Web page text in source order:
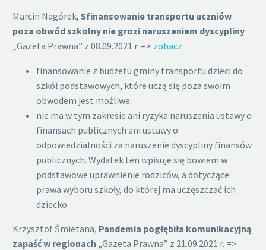
Marcin Nagórek, Sfinansowanie transportu uczniów
poza obwód szkolny nie grozi naruszeniem dyscypliny
„Gazeta Prawna” z 08.09.2021 r. => zobacz
finansowanie z budżetu gminy transportu dzieci do
szkół podstawowych, które uczą się poza swoim
obwodem jest możliwe.
nie ma w tym zakresie ani ryzyka naruszenia ustawy o
finansach publicznych ani ustawy o
odpowiedzialności za naruszenie dyscypliny finansów
publicznych. Wydatek ten wpisuje się bowiem w
podstawowe uprawnienie rodziców, a dotyczące
prawa wyboru szkoły, do której ma uczęszczać ich
dziecko.
Krzysztof Śmietana, Pandemia pogłębiła komunikacyjną
zapaść w regionach „Gazeta Prawna” z 21.09.2021 r. =>